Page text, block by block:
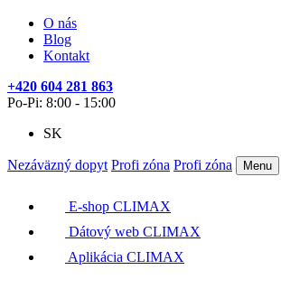
O nás
Blog
Kontakt
+420 604 281 863
Po-Pi: 8:00 - 15:00
SK
Nezáväzný dopyt Profi zóna Profi zóna Menu
E-shop CLIMAX
Dátový web CLIMAX
Aplikácia CLIMAX